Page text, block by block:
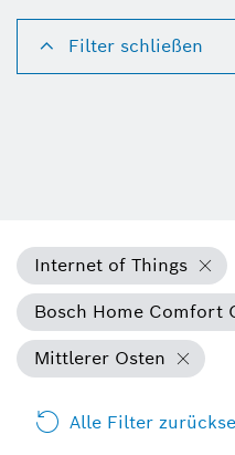
Filter schließen
Internet of Things
Bosch Home Comfort
Mittlerer Osten
Alle Filter